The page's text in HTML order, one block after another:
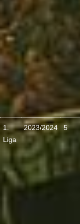
1.
Liga
2023/2024 5